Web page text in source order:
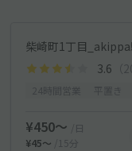
柴崎町1丁目
3.6 （
¥450〜
/日
¥45〜
/15分